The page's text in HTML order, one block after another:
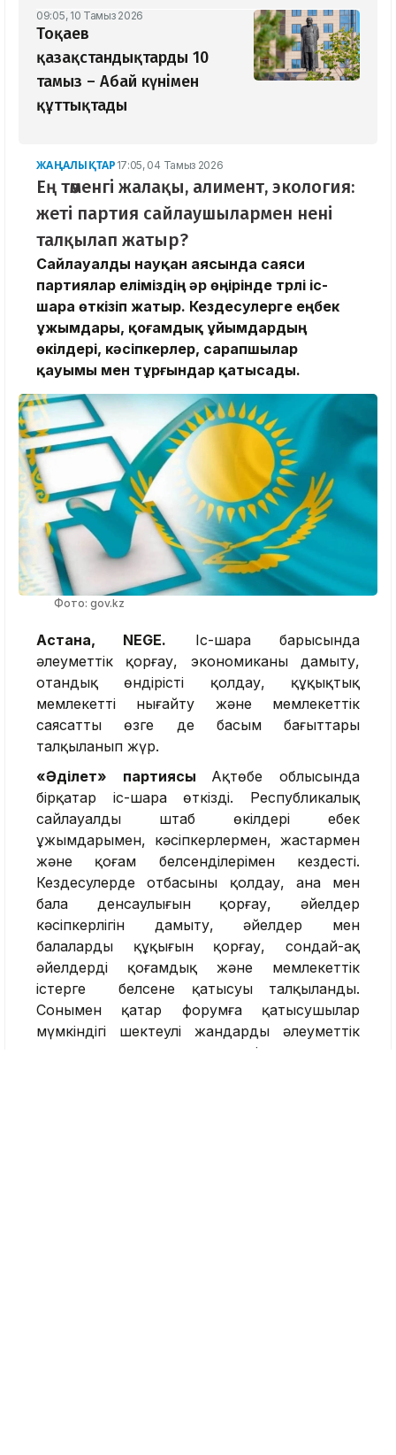
09:05, 10 Тамыз 2026
Тоқаев
қазақстандықтарды 10
тамыз – Абай күнімен
құттықтады
ЖАҢАЛЫҚТАР 17:05, 04 Тамыз 2026
Ең төменгі жалақы, алимент, экология:
жеті партия сайлаушылармен нені
талқылап жатыр?
Сайлауалды науқан аясында саяси
партиялар еліміздің әр өңірінде түрлі іс-
шара өткізіп жатыр. Кездесулерге еңбек
ұжымдары, қоғамдық ұйымдардың
өкілдері, кәсіпкерлер, сарапшылар
қауымы мен тұрғындар қатысады.
Фото: gov.kz
Астана, NEGE. Іс-шара барысында
әлеуметтік қорғау, экономиканы дамыту,
отандық өндірісті қолдау, құқықтық
мемлекетті нығайту және мемлекеттік
саясаттың өзге де басым бағыттары
талқыланып жүр.
«Әділет» партиясы Ақтөбе облысында
бірқатар іс-шара өткізді. Республикалық
сайлауалды штаб өкілдері еңбек
ұжымдарымен, кәсіпкерлермен, жастармен
және қоғам белсенділерімен кездесті.
Кездесулерде отбасыны қолдау, ана мен
бала денсаулығын қорғау, әйелдер
кәсіпкерлігін дамыту, әйелдер мен
балалардың құқығын қорғау, сондай-ақ
әйелдердің қоғамдық және мемлекеттік
істерге белсене қатысуы талқыланды.
Сонымен қатар форумға қатысушылар
мүмкіндігі шектеулі жандарды әлеуметтік
қолдау, құқықтық мемлекетті дамыту, сот